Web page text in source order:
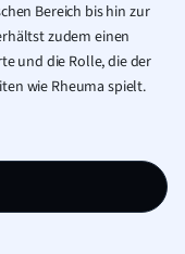
Bereich bis hin zur
zudem einen
und die Rolle, die der
wie Rheuma spielt.